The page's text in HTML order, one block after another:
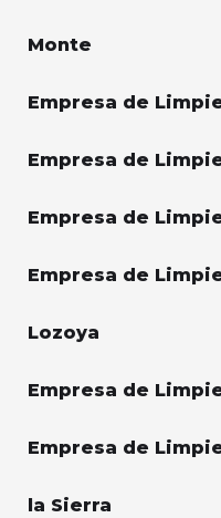
Monte
Empresa de
Empresa de
Empresa de
Empresa de
Lozoya
Empresa de
Empresa de
la Sierra